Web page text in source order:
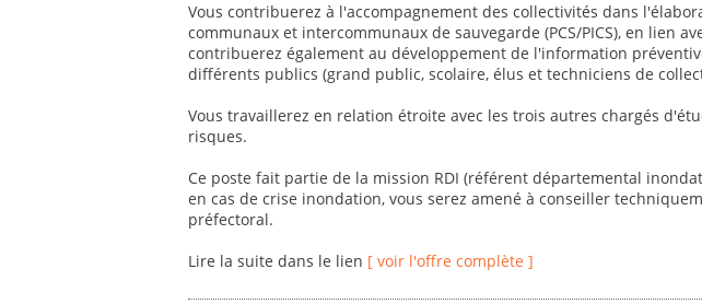
Vous contribuerez à l'accompagnement des collectivités dans
communaux et intercommunaux de sauvegarde (PCS/PICS), en lien
contribuerez également au développement de l'information
différents publics (grand public, scolaire, élus et techniciens de
Vous travaillerez en relation étroite avec les trois autres chargés
risques.
Ce poste fait partie de la mission RDI (référent départemental
en cas de crise inondation, vous serez amené à conseiller
préfectoral.
Lire la suite dans le lien [ voir l'offre complète ]